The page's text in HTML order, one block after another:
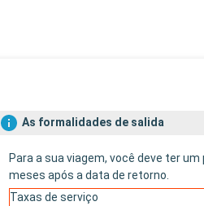
As formalidades de salida
Para a sua viagem, você deve ter
meses após a data de retorno.
Taxas de serviço